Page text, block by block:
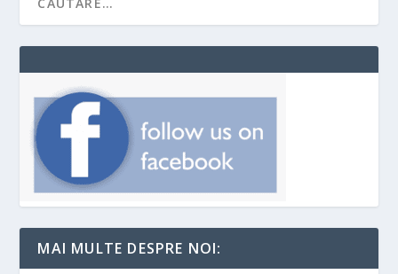
MAI MULTE DESPRE NOI: